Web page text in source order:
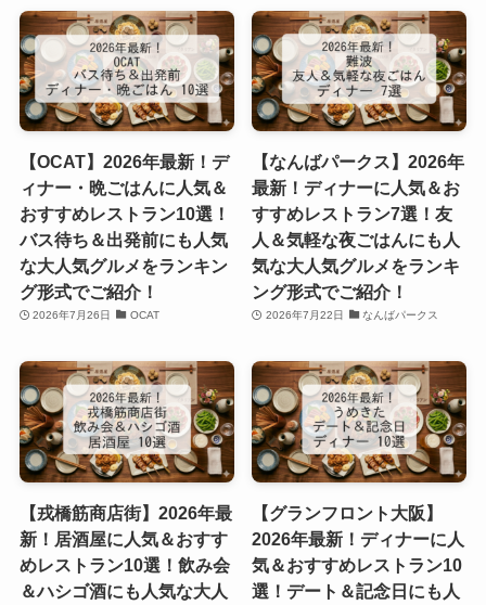
【OCAT】2026年最新！デ
ィナー・晩ごはんに人気＆
おすすめレストラン10選！
バス待ち＆出発前にも人気
な大人気グルメをランキン
グ形式でご紹介！
2026年7月26日 OCAT
【なんばパークス】2026年
最新！ディナーに人気＆お
すすめレストラン7選！友
人＆気軽な夜ごはんにも人
気な大人気グルメをランキ
ング形式でご紹介！
2026年7月22日 なんばパークス
【戎橋筋商店街】2026年最
新！居酒屋に人気＆おすす
めレストラン10選！飲み会
＆ハシゴ酒にも人気な大人
【グランフロント大阪】
2026年最新！ディナーに人
気＆おすすめレストラン10
選！デート＆記念日にも人